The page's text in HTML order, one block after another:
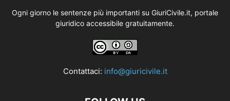
Ogni giorno le sentenze più importanti su GiuriCivile.it, portale
giuridico accessibile gratuitamente.
Contattaci: info@giuricivile.it